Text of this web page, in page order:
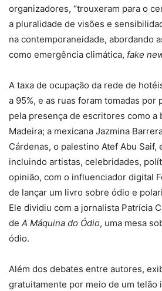
organizadores, “trouxeram para o
a pluralidade de visões e
na contemporaneidade, abordando
como emergência climática, fake
A taxa de ocupação da rede de
a 95%, e as ruas foram tomadas por
pela presença de escritores como a
Madeira; a mexicana Jazmina
Cárdenas, o palestino Atef Abu Saif,
incluindo artistas, celebridades,
opinião, com o influenciador digital
de lançar um livro sobre ódio e
Ele dividiu com a jornalista Patrícia
de A Máquina do Ódio, uma mesa
ódio.
Além dos debates entre autores,
gratuitamente por meio de um telão